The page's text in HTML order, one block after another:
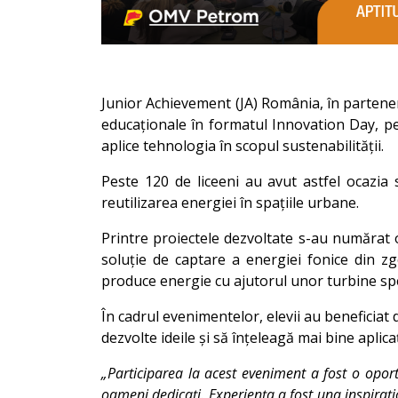
Junior Achievement (JA) România, în
educaționale în formatul Innovation Day,
aplice tehnologia în scopul sustenabilității.
Peste 120 de liceeni au avut astfel
reutilizarea energiei în spațiile urbane.
Printre proiectele dezvoltate s-au
soluție de captare a energiei fonice din
produce energie cu ajutorul unor turbine
În cadrul evenimentelor, elevii au
dezvolte ideile și să înțeleagă mai bine
„Participarea la acest eveniment a fost o